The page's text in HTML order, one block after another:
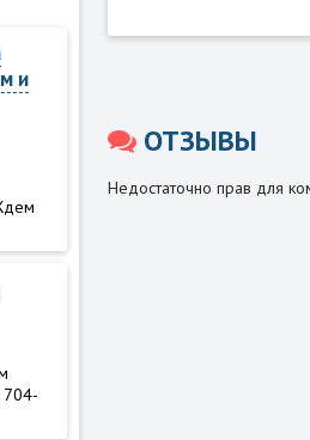
и
704-
ОТЗЫВЫ
Недостаточно прав для